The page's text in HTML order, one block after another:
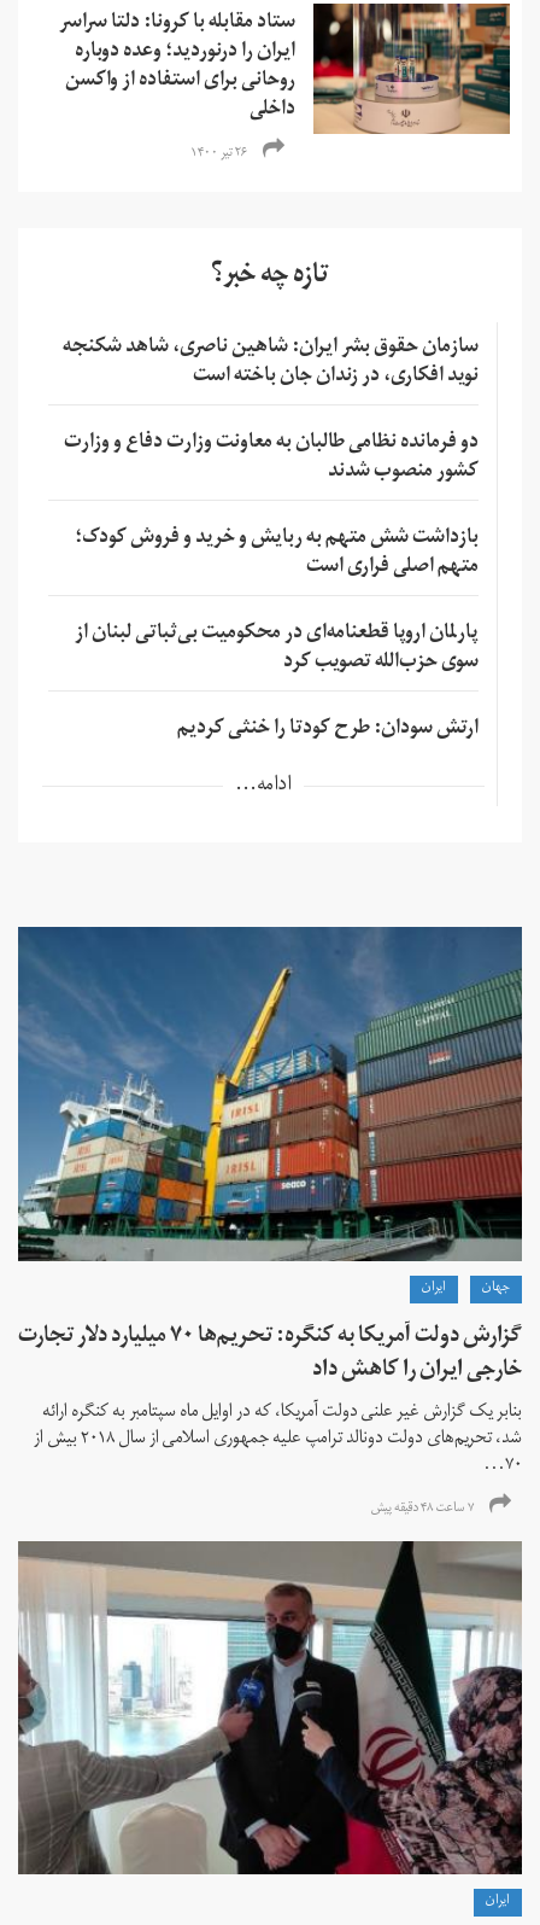
ستاد مقابله با کرونا: دلتا سراسر
ایران را درنوردید؛ وعده دوباره
روحانی برای استفاده از واکسن
داخلی
۲۶ تیر ۱۴۰۰
تازه چه خبر؟
سازمان حقوق بشر ایران: شاهین ناصری، شاهد شکنجه
نوید افکاری، در زندان جان باخته است
دو فرمانده نظامی طالبان به معاونت وزارت دفاع و وزارت
کشور منصوب شدند
بازداشت شش متهم به ربایش و خرید و فروش کودک؛
متهم اصلی فراری است
پارلمان اروپا قطعنامه‌ای در محکومیت بی‌ثباتی لبنان از
سوی حزب‌الله تصویب کرد
ارتش سودان: طرح کودتا را خنثی کردیم
ادامه...
جهان ايران
گزارش دولت آمریکا به کنگره: تحریم‌ها ۷۰ میلیارد دلار تجارت
خارجی ایران را کاهش داد
بنابر یک گزارش غیر علنی دولت آمریکا، که در اوایل ماه سپتامبر به کنگره ارائه
شد، تحریم‌های دولت دونالد ترامپ علیه جمهوری اسلامی از سال ۲۰۱۸ بیش از
۷۰...
۷ ساعت ۴۸ دقیقه پیش
ايران